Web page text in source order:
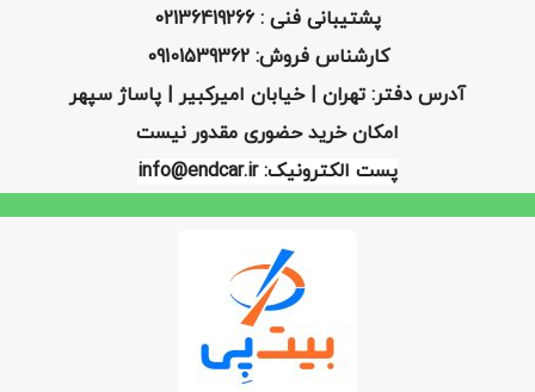
پشتیبانی فنی : 02136419266
کارشناس فروش: 09101539362
آدرس دفتر: تهران | خیابان امیرکبیر | پاساژ سپهر
امکان خرید حضوری مقدور نیست
پست الکترونیک: info@endcar.ir